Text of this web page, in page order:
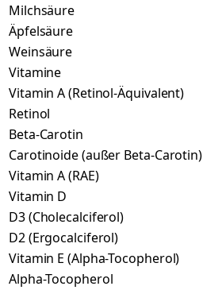
Milchsäure
Äpfelsäure
Weinsäure
Vitamine
Vitamin A (Retinol-Äquivalent)
Retinol
Beta-Carotin
Carotinoide (außer Beta-Carotin)
Vitamin A (RAE)
Vitamin D
D3 (Cholecalciferol)
D2 (Ergocalciferol)
Vitamin E (Alpha-Tocopherol)
Alpha-Tocopherol